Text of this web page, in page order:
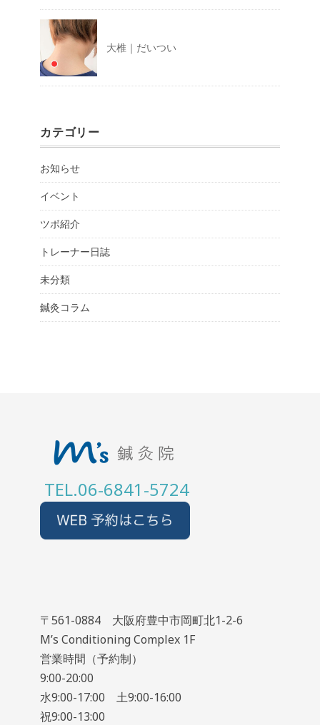
大椎｜だいつい
カテゴリー
お知らせ
イベント
ツボ紹介
トレーナー日誌
未分類
鍼灸コラム
TEL.06-6841-5724
〒561-0884 大阪府豊中市岡町北1-2-6
M’s Conditioning Complex 1F
営業時間（予約制）
9:00-20:00
水9:00-17:00 土9:00-16:00
祝9:00-13:00